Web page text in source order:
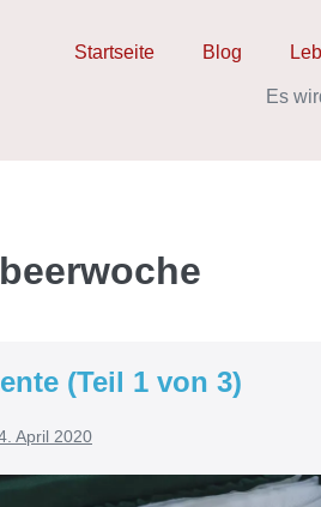
Startseite Blog
Es
(Teil 1 von 3)
April 2020